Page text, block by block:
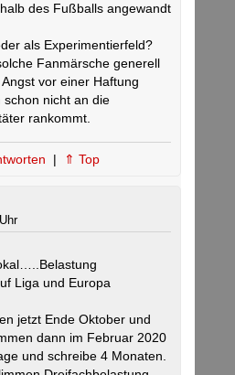
des Fußballs angewandt
als Experimentierfeld?
Fanmärsche generell
vor einer Haftung
nicht an die
rankommt.
| ⇑ Top
Liga und Europa
jetzt Ende Oktober und
dann im Februar 2020
und schreibe 4 Monaten.